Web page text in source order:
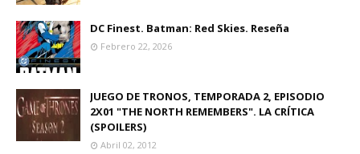
DC Finest. Batman: Red Skies. Reseña
Febrero 22, 2026
JUEGO DE TRONOS, TEMPORADA 2, EPISODIO
2X01 "THE NORTH REMEMBERS". LA CRÍTICA
(SPOILERS)
Abril 02, 2012